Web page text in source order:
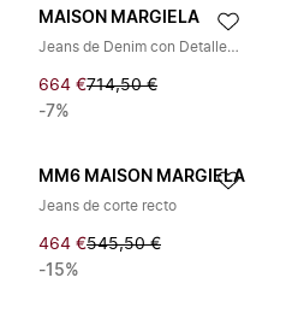
MAISON MARGIELA
Jeans de Denim con Detalles Desgastados
664 €714,50 €
-7%
MM6 MAISON MARGIELA
Jeans de corte recto
464 €545,50 €
-15%